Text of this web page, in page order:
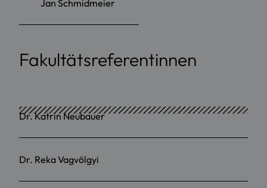
Jan Schmidmeier
Fakultätsreferentinnen
Dr. Katrin Neubauer
Dr. Reka Vagvölgyi